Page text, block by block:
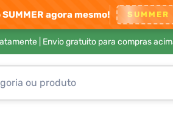
agora mesmo! SUMMER
| Envio gratuito para compras